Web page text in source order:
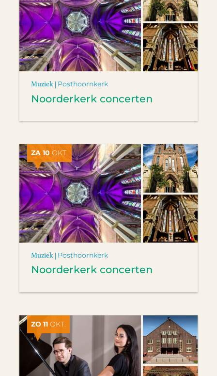
Muziek | Posthoornkerk
Noorderkerk concerten
ZA 10 OKT.
Muziek | Posthoornkerk
Noorderkerk concerten
ZO 11 OKT.